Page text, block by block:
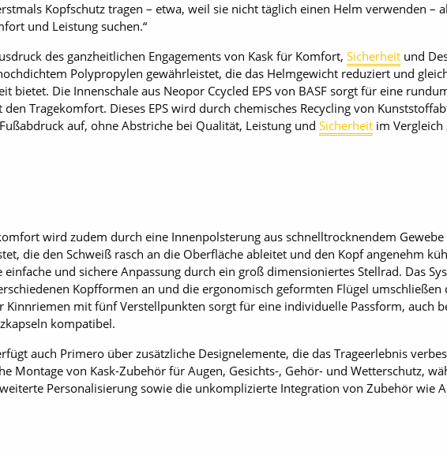
Kopfschutz tragen – etwa, weil sie nicht täglich einen Helm verwenden –
und Leistung suchen.“
des ganzheitlichen Engagements von Kask für Komfort, Sicherheit und
Polypropylen gewährleistet, die das Helmgewicht reduziert und
bietet. Die Innenschale aus Neopor Ccycled EPS von BASF sorgt für eine
Tragekomfort. Dieses EPS wird durch chemisches Recycling von
auf, ohne Abstriche bei Qualität, Leistung und Sicherheit im Vergleich
wird zudem durch eine Innenpolsterung aus schnelltrocknendem
die den Schweiß rasch an die Oberfläche ableitet und den Kopf angenehm
und sichere Anpassung durch ein groß dimensioniertes Stellrad. Das
Kopfformen an und die ergonomisch geformten Flügel umschließen
Kinnriemen mit fünf Verstellpunkten sorgt für eine individuelle Passform, auch
kompatibel.
auch Primero über zusätzliche Designelemente, die das Trageerlebnis
Montage von Kask-Zubehör für Augen, Gesichts-, Gehör- und Wetterschutz,
Personalisierung sowie die unkomplizierte Integration von Zubehör wie